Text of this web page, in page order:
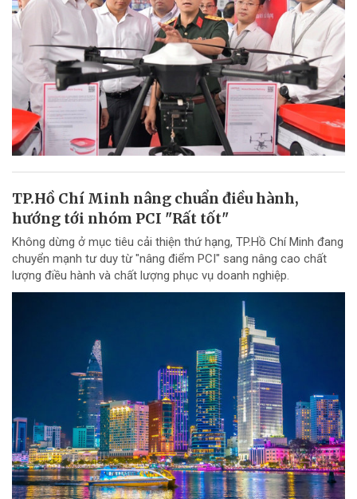
TP.Hồ Chí Minh nâng chuẩn điều hành,
hướng tới nhóm PCI "Rất tốt"
Không dừng ở mục tiêu cải thiện thứ hạng, TP.Hồ Chí Minh đang
chuyển mạnh tư duy từ "nâng điểm PCI" sang nâng cao chất
lượng điều hành và chất lượng phục vụ doanh nghiệp.